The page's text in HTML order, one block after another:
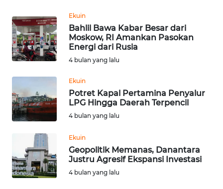
Ekuin
Bahlil Bawa Kabar Besar dari
Moskow, RI Amankan Pasokan
Energi dari Rusia
4 bulan yang lalu
Ekuin
Potret Kapal Pertamina Penyalur
LPG Hingga Daerah Terpencil
4 bulan yang lalu
Ekuin
Geopolitik Memanas, Danantara
Justru Agresif Ekspansi Investasi
4 bulan yang lalu
BOGOR
WN
DEPOK
WN
TAPANULI
UTARA
SAMOSIR
WN
PADANG